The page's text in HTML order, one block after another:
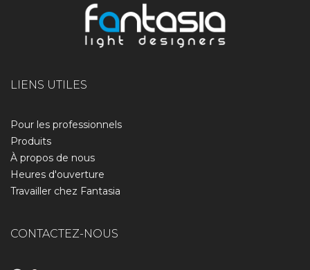
LIENS UTILES
Pour les professionnels
Produits
À propos de nous​
Heures d'ouverture
Travailler chez Fantasia
CONTACTEZ-NOUS